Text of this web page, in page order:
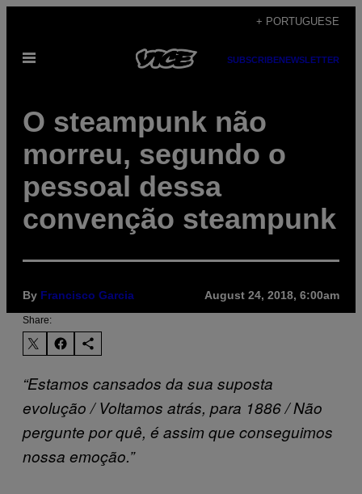
content
+ PORTUGUESE
Open
SUBSCRIBENEWSLETTER
O steampunk não
morreu, segundo o
pessoal dessa
convenção steampunk
By Francisco Garcia August 24, 2018, 6:00am
Share:
“Estamos cansados da sua suposta
evolução / Voltamos atrás, para 1886 / Não
pergunte por quê, é assim que conseguimos
nossa emoção.”